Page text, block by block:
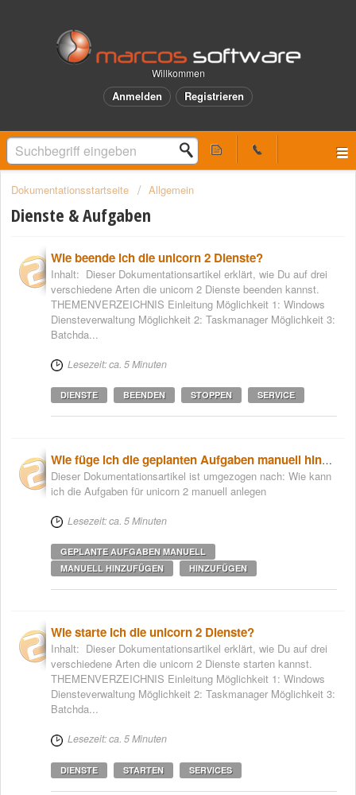
Willkommen
Anmelden Registrieren
Dokumentationsstartseite Allgemein
Dienste & Aufgaben
Wie beende ich die unicorn 2 Dienste?
Inhalt: Dieser Dokumentationsartikel erklärt, wie Du auf drei
verschiedene Arten die unicorn 2 Dienste beenden kannst.
THEMENVERZEICHNIS Einleitung Möglichkeit 1: Windows
Diensteverwaltung Möglichkeit 2: Taskmanager Möglichkeit 3:
Batchda...
Lesezeit: ca. 5 Minuten
DIENSTE BEENDEN STOPPEN SERVICE
Wie füge ich die geplanten Aufgaben manuell hinzu?
Dieser Dokumentationsartikel ist umgezogen nach: Wie kann
ich die Aufgaben für unicorn 2 manuell anlegen
Lesezeit: ca. 5 Minuten
GEPLANTE AUFGABEN MANUELL
MANUELL HINZUFÜGEN
HINZUFÜGEN
Wie starte ich die unicorn 2 Dienste?
Inhalt: Dieser Dokumentationsartikel erklärt, wie Du auf drei
verschiedene Arten die unicorn 2 Dienste starten kannst.
THEMENVERZEICHNIS Einleitung Möglichkeit 1: Windows
Diensteverwaltung Möglichkeit 2: Taskmanager Möglichkeit 3:
Batchda...
Lesezeit: ca. 5 Minuten
DIENSTE STARTEN SERVICES